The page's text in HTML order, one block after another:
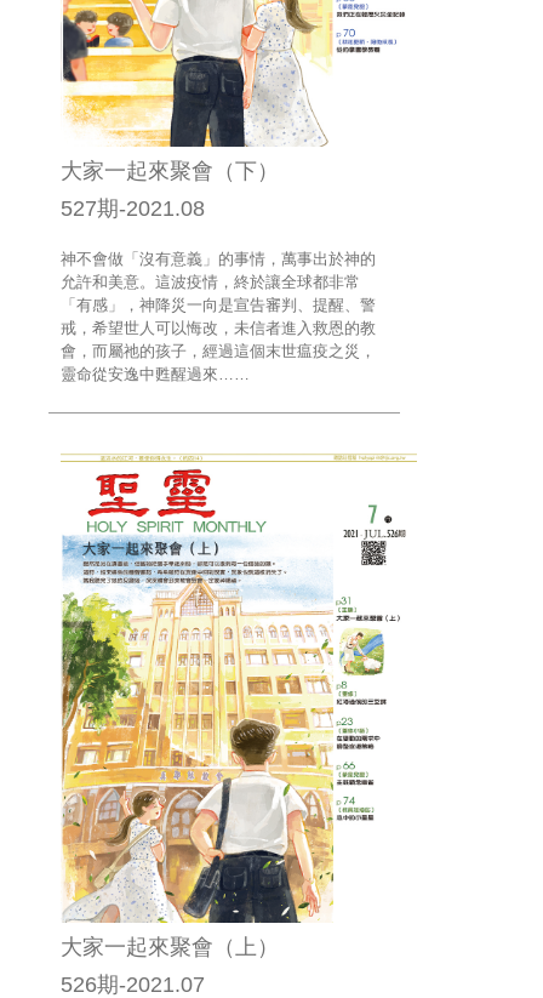
大家一起來聚會（下）
527期-2021.08
神不會做「沒有意義」的事情，萬事出於神的
允許和美意。這波疫情，終於讓全球都非常
「有感」，神降災一向是宣告審判、提醒、警
戒，希望世人可以悔改，未信者進入救恩的教
會，而屬祂的孩子，經過這個末世瘟疫之災，
靈命從安逸中甦醒過來……
大家一起來聚會（上）
526期-2021.07